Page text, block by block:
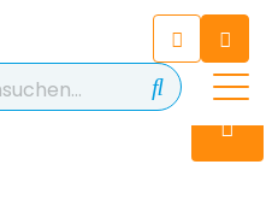
24/7 mit unserem
403